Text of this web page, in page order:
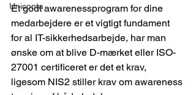
Uniconta
Et godt awarenessprogram for dine
medarbejdere er et vigtigt fundament
for al IT-sikkerhedsarbejde, har man
ønske om at blive D-mærket eller ISO-
27001 certificeret er det et krav,
ligesom NIS2 stiller krav om awareness